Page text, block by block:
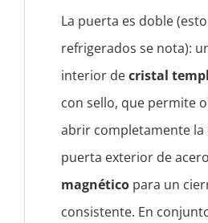
La puerta es doble
refrigerados se nota):
interior decristal
con sello, que permite
abrir completamente la
puerta exterior de
magnético para un
consistente. En